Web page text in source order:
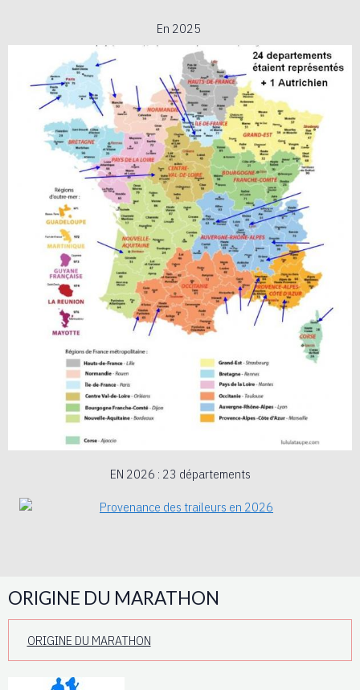
En 2025
EN 2026 : 23 départements
ORIGINE DU MARATHON
ORIGINE DU MARATHON